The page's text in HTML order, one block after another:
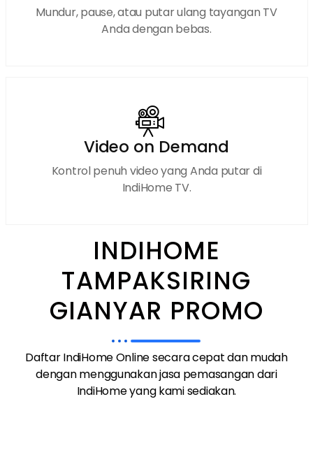
Mundur, pause, atau putar ulang tayangan TV
Anda dengan bebas.
Video on Demand
Kontrol penuh video yang Anda putar di
IndiHome TV.
INDIHOME
TAMPAKSIRING
GIANYAR PROMO
Daftar IndiHome Online secara cepat dan mudah
dengan menggunakan jasa pemasangan dari
IndiHome yang kami sediakan.